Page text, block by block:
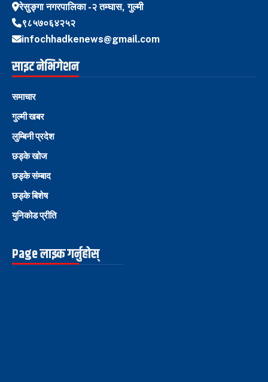
रेसुङ्गा नगरपालिका -२ तम्घास, गुल्मी
९८५७०६४२५२
infochhadkenews@gmail.com
साइट नेभिगेशन
समाचार
गुल्मी खबर
लुम्बिनी प्रदेश
छड्के खोज
छड्के संम्बाद
छड्के बिशेष
युनिकोड प्रीति
Page लाइक गर्नुहोस्